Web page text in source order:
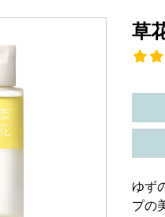
草
ゆず
プの